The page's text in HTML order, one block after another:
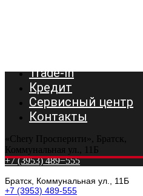
Братск, Коммунальная ул., 11Б
+7 (3953) 489-555
Trade-In
Кредит
Сервисный центр
Контакты
«Chery Просперити», Братск,
Коммунальная ул., 11Б
+7 (3953) 489−555